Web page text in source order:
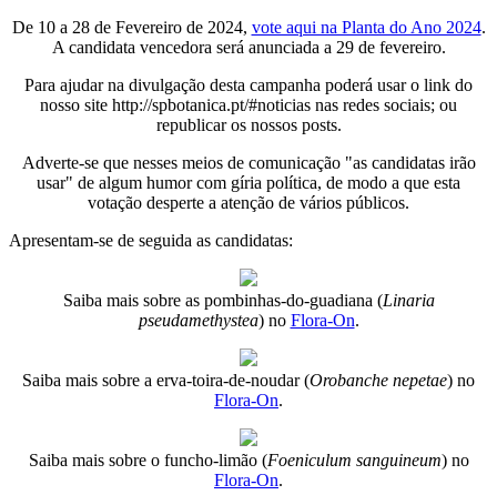
De 10 a 28 de Fevereiro de 2024, vote aqui na Planta do Ano 2024.
A candidata vencedora será anunciada a 29 de fevereiro.
Para ajudar na divulgação desta campanha poderá usar o link do
nosso site http://spbotanica.pt/#noticias nas redes sociais; ou
republicar os nossos posts.
Adverte-se que nesses meios de comunicação "as candidatas irão
usar" de algum humor com gíria política, de modo a que esta
votação desperte a atenção de vários públicos.
Apresentam-se de seguida as candidatas:
Saiba mais sobre as pombinhas-do-guadiana (Linaria
pseudamethystea) no Flora-On.
Saiba mais sobre a erva-toira-de-noudar (Orobanche nepetae) no
Flora-On.
Saiba mais sobre o funcho-limão (Foeniculum sanguineum) no
Flora-On.